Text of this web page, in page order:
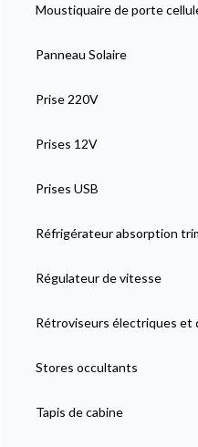
Moustiquaire de porte
Panneau Solaire
Prise 220V
Prises 12V
Prises USB
Réfrigérateur absorption
Régulateur de vitesse
Rétroviseurs électriques et
Stores occultants
Tapis de cabine